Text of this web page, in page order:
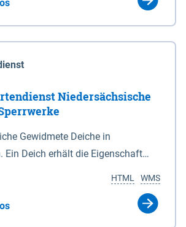
Niedersächsische
Gewidmete Deiche in
Ein Deich erhält die Eigenschaft
Verordnung ausspricht. Für
WMS
HTML